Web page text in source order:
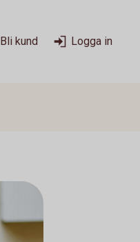
Bli kund Logga in